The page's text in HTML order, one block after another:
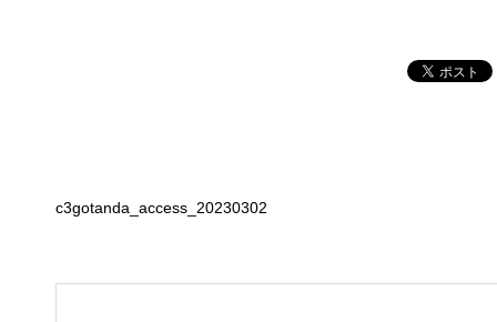
c3gotanda_access_20230302